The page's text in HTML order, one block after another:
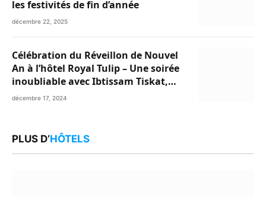
les festivités de fin d’année
décembre 22, 2025
Célébration du Réveillon de Nouvel
An à l’hôtel Royal Tulip – Une soirée
inoubliable avec Ibtissam Tiskat,
Oussama Abdedaim et Abdelwahed
décembre 17, 2024
PLUS D’HÔTELS